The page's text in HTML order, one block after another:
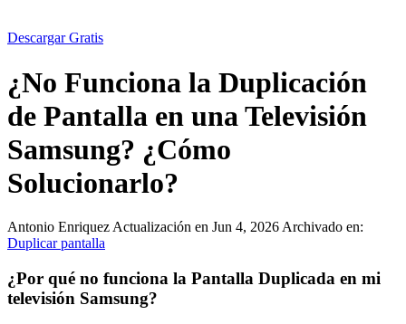
Descargar Gratis
¿No Funciona la Duplicación
de Pantalla en una Televisión
Samsung? ¿Cómo
Solucionarlo?
Antonio Enriquez Actualización en Jun 4, 2026 Archivado en:
Duplicar pantalla
¿Por qué no funciona la Pantalla Duplicada en mi
televisión Samsung?